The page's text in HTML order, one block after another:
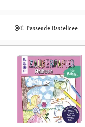
Passende Bastelidee